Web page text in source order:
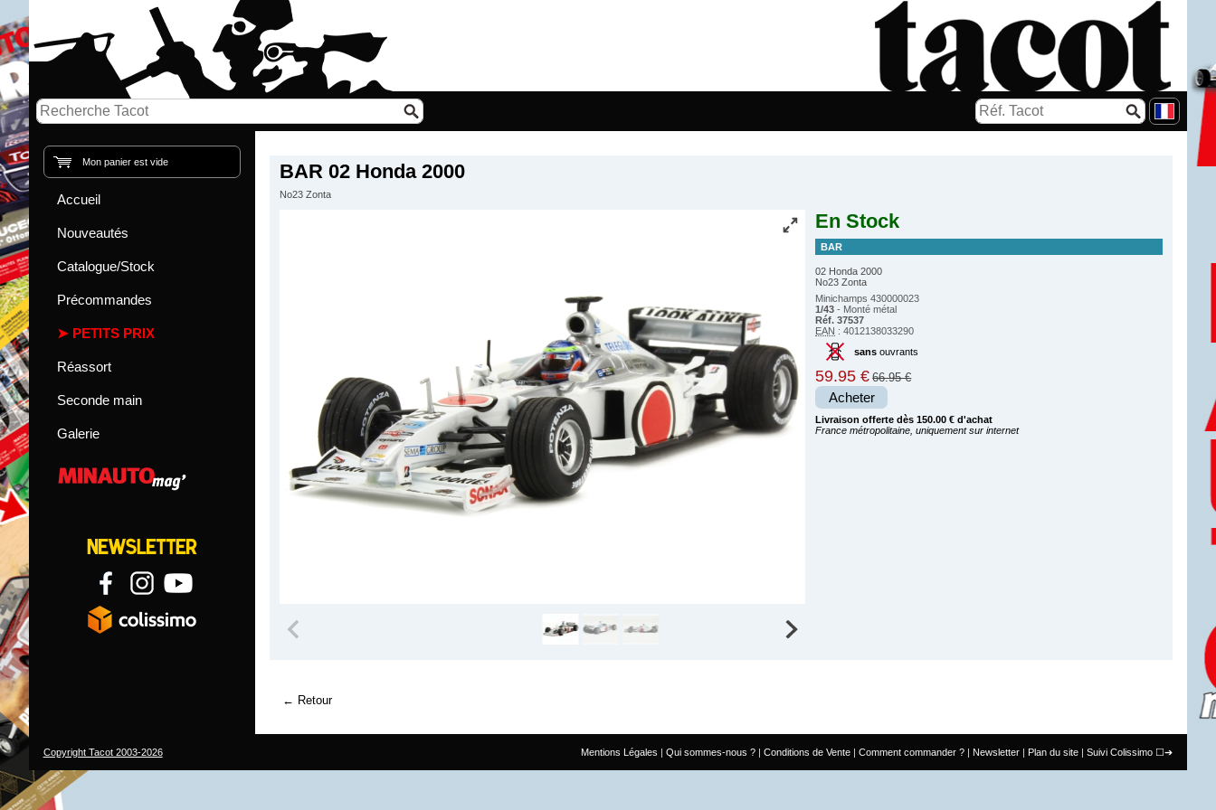
BAR 02 Honda 2000
No23 Zonta
En Stock
BAR
02 Honda 2000
No23 Zonta
Minichamps 430000023
1/43 - Monté métal
Réf. 37537
EAN : 4012138033290
sansouvrants
59.95 € 66.95 €
Acheter
Livraison offerte dès 150.00 € d'achat
France métropolitaine, uniquement sur internet
Retour
Mon panier est vide
Accueil
Nouveautés
Catalogue/Stock
Précommandes
PETITS PRIX
Réassort
Seconde main
Galerie
Mentions Légales Qui sommes-nous ? Conditions de Vente Comment commander ? Newsletter Plan du site Suivi Colissimo
Copyright Tacot 2003-2026